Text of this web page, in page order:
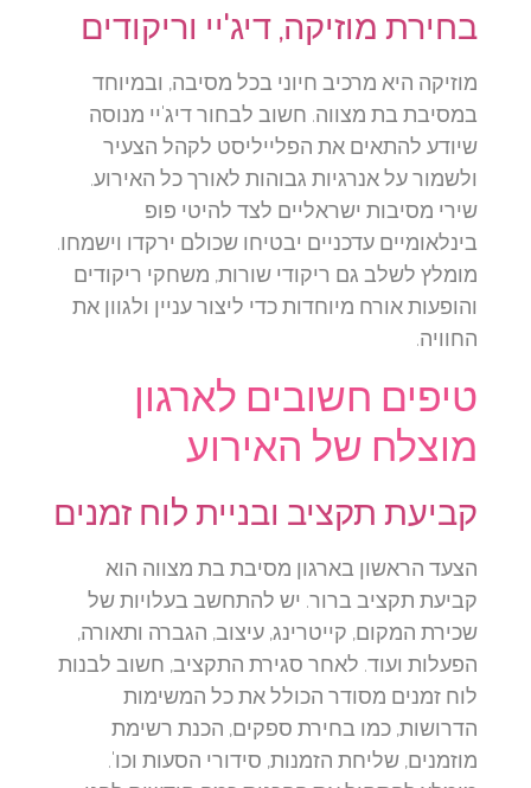
בחירת מוזיקה, דיג'יי וריקודים
מוזיקה היא מרכיב חיוני בכל מסיבה, ובמיוחד
במסיבת בת מצווה. חשוב לבחור דיג'יי מנוסה
שיודע להתאים את הפלייליסט לקהל הצעיר
ולשמור על אנרגיות גבוהות לאורך כל האירוע.
שירי מסיבות ישראליים לצד להיטי פופ
בינלאומיים עדכניים יבטיחו שכולם ירקדו וישמחו.
מומלץ לשלב גם ריקודי שורות, משחקי ריקודים
והופעות אורח מיוחדות כדי ליצור עניין ולגוון את
החוויה.
טיפים חשובים לארגון
מוצלח של האירוע
קביעת תקציב ובניית לוח זמנים
הצעד הראשון בארגון מסיבת בת מצווה הוא
קביעת תקציב ברור. יש להתחשב בעלויות של
שכירת המקום, קייטרינג, עיצוב, הגברה ותאורה,
הפעלות ועוד. לאחר סגירת התקציב, חשוב לבנות
לוח זמנים מסודר הכולל את כל המשימות
הדרושות, כמו בחירת ספקים, הכנת רשימת
מוזמנים, שליחת הזמנות, סידורי הסעות וכו'.